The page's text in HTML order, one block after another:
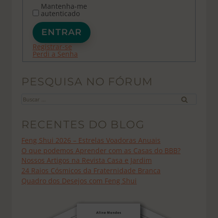
Mantenha-me
autenticado
ENTRAR
Registrar-se
Perdi a Senha
PESQUISA NO FÓRUM
Buscar
por:
RECENTES DO BLOG
Feng Shui 2026 – Estrelas Voadoras Anuais
O que podemos Aprender com as Casas do BBB?
Nossos Artigos na Revista Casa e Jardim
24 Raios Cósmicos da Fraternidade Branca
Quadro dos Desejos com Feng Shui